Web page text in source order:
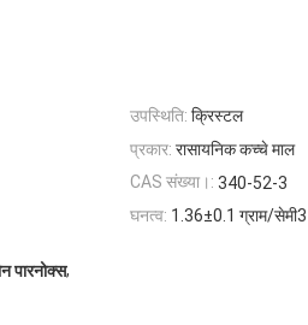
उपस्थिति: क्रिस्टल
प्रकार: रासायनिक कच्चे माल
CAS संख्या।: 340-52-3
घनत्व: 1.36±0.1 ग्राम/सेमी3
पारनोक्स,